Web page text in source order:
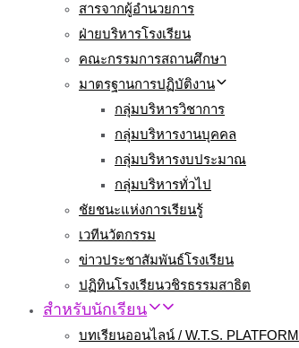
สารจากผู้อำนวยการ
ฝ่ายบริหารโรงเรียน
คณะกรรมการสถานศึกษา
มาตรฐานการปฏิบัติงาน
กลุ่มบริหารวิชาการ
กลุ่มบริหารงานบุคคล
กลุ่มบริหารงบประมาณ
กลุ่มบริหารทั่วไป
ชัยชนะแห่งการเรียนรู้
เวทีนวัตกรรม
ข่าวประชาสัมพันธ์โรงเรียน
ปฏิทินโรงเรียนวชิรธรรมสาธิต
สำหรับนักเรียน
บทเรียนออนไลน์ / W.T.S. PLATFORM